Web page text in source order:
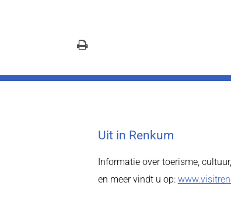
Uit in Renkum
Informatie over toerisme,
en meer vindt u op: